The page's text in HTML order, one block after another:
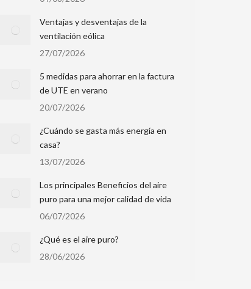
Ventajas y desventajas de la
ventilación eólica
27/07/2026
5 medidas para ahorrar en la factura
de UTE en verano
20/07/2026
¿Cuándo se gasta más energía en
casa?
13/07/2026
Los principales Beneficios del aire
puro para una mejor calidad de vida
06/07/2026
¿Qué es el aire puro?
28/06/2026